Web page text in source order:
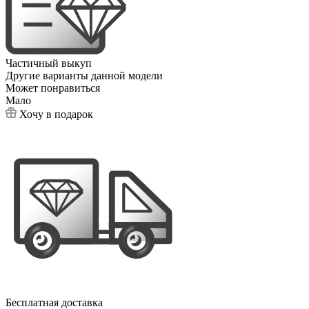
Частичный выкуп
Другие варианты данной модели
Может понравиться
Мало
Хочу в подарок
Бесплатная доставка